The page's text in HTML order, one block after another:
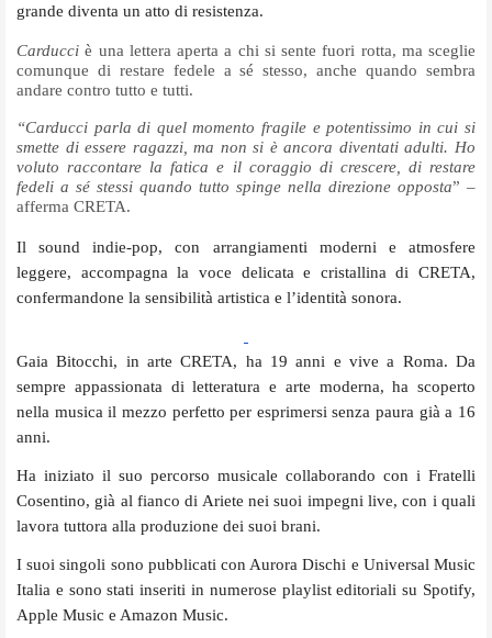
grande diventa un atto di resistenza.
Carducci è una lettera aperta a chi si sente fuori rotta, ma sceglie
comunque di restare fedele a sé stesso, anche quando sembra
andare contro tutto e tutti.
“Carducci parla di quel momento fragile e potentissimo in cui si
smette di essere ragazzi, ma non si è ancora diventati adulti. Ho
voluto raccontare la fatica e il coraggio di crescere, di restare
fedeli a sé stessi quando tutto spinge nella direzione opposta” –
afferma CRETA.
Il sound indie-pop, con arrangiamenti moderni e atmosfere
leggere, accompagna la voce delicata e cristallina di CRETA,
confermandone la sensibilità artistica e l’identità sonora.
Gaia Bitocchi, in arte CRETA, ha 19 anni e vive a Roma. Da
sempre appassionata di letteratura e arte moderna, ha scoperto
nella musica il mezzo perfetto per esprimersi senza paura già a 16
anni.
Ha iniziato il suo percorso musicale collaborando con i Fratelli
Cosentino, già al fianco di Ariete nei suoi impegni live, con i quali
lavora tuttora alla produzione dei suoi brani.
I suoi singoli sono pubblicati con Aurora Dischi e Universal Music
Italia e sono stati inseriti in numerose playlist editoriali su Spotify,
Apple Music e Amazon Music.